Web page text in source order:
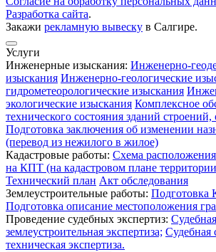
Разработка сайта.
Закажи рекламную вывеску в Салгире.
Услуги
Инженерные изыскания: Инженерно-
изыскания Инженерно-геологические
гидрометеорологические изыскания
экологические изыскания Комплексное
технического состояния зданий
Подготовка заключения об изменении
(перевод из нежилого в жилое)
Кадастровые работы: Схема расположения
на КПТ (на кадастровом плане
Технический план Акт обследования
Землеустроительные работы: Подготовка
Подготовка описание местоположения
Проведение судебных экспертиз: Судебная
землеустроительная экспертиза; Судебная
техническая экспертиза.